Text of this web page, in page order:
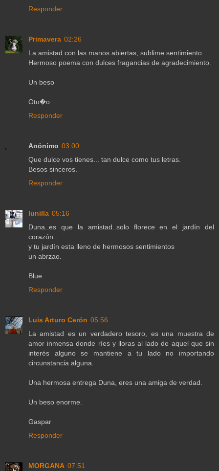
Responder
Primavera 02:26
La amistad con las manos abiertas, sublime sentimiento.
Hermoso poema con dulces fragancias de agradecimiento.
Un beso
Oto�o
Responder
Anónimo 03:00
Que dulce vos tienes... tan dulce como tus letras.
Besos sinceros.
Responder
lunilla 05:16
Duna..es que la amistad..solo florece en el jardín del
corazón..
y tu jardín esta lleno de hermosos sentimientos
un abrzao.
Blue
Responder
Luis Arturo Cerón 05:56
La amistad es un verdadero tesoro, es una muestra de
amor inmensa donde ríes y lloras al lado de aquel que sin
interés alguno se mantiene a tu lado no importando
circunstancia alguna.
Una hermosa entrega Duna, eres una amiga de verdad.
Un beso enorme.
Gaspar
Responder
MORGANA 07:51